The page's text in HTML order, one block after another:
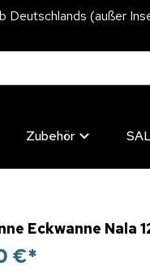
Deutschlands (außer
Zubehör
Eckwanne Nala
€*